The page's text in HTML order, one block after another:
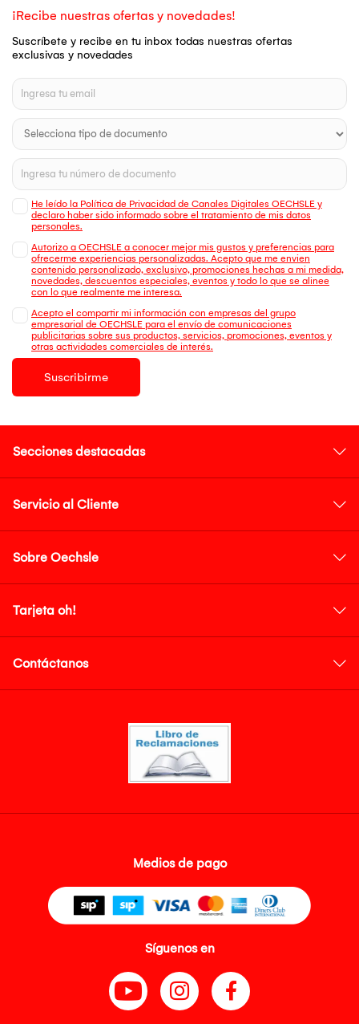
¡Recibe nuestras ofertas y novedades!
Suscríbete y recibe en tu inbox todas nuestras ofertas
exclusivas y novedades
He leído la Política de Privacidad de Canales Digitales OECHSLE y
declaro haber sido informado sobre el tratamiento de mis datos
personales.
Autorizo a OECHSLE a conocer mejor mis gustos y preferencias para
ofrecerme experiencias personalizadas. Acepto que me envien
contenido personalizado, exclusivo, promociones hechas a mi medida,
novedades, descuentos especiales, eventos y todo lo que se alinee
con lo que realmente me interesa.
Acepto el compartir mi información con empresas del grupo
empresarial de OECHSLE para el envío de comunicaciones
publicitarias sobre sus productos, servicios, promociones, eventos y
otras actividades comerciales de interés.
Suscribirme
Secciones destacadas
Servicio al Cliente
Sobre Oechsle
Tarjeta oh!
Contáctanos
Medios de pago
Síguenos en